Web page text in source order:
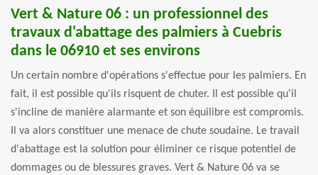
Vert & Nature 06 : un professionnel des
travaux d'abattage des palmiers à Cuebris
dans le 06910 et ses environs
Un certain nombre d'opérations s'effectue pour les palmiers. En
fait, il est possible qu'ils risquent de chuter. Il est possible qu'il
s'incline de manière alarmante et son équilibre est compromis.
Il va alors constituer une menace de chute soudaine. Le travail
d'abattage est la solution pour éliminer ce risque potentiel de
dommages ou de blessures graves. Vert & Nature 06 va se